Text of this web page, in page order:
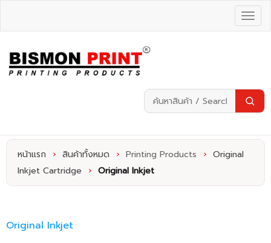
หน้าแรก › สินค้าทั้งหมด › Printing Products › Original
Inkjet Cartridge
› Original Inkjet
Original Inkjet